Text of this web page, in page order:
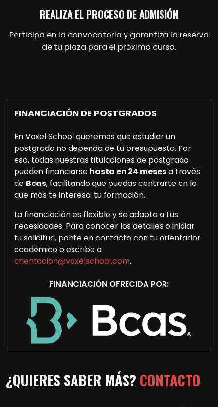
REALIZA EL PROCESO DE ADMISIÓN
Participa en la convocatoria y garantiza la reserva
de tu plaza para el próximo curso.
FINANCIACIÓN DE POSTGRADOS
En Voxel School queremos que estudiar un
postgrado no dependa de tu presupuesto. Por
eso, todas nuestras titulaciones de postgrado
pueden financiarse hasta en 24 mesesa través
de Bcas, facilitando que puedas centrarte en lo
que más te interesa: tu formación.
La financiación es flexible y se adapta a tus
necesidades. Para conocer los detalles o iniciar
tu solicitud, ponte en contacto con tu orientador
académico o escribe a
orientacion@voxelschool.com.
FINANCIACIÓN OFRECIDA POR:
¿QUIERES SABER MÁS? CONTACTO